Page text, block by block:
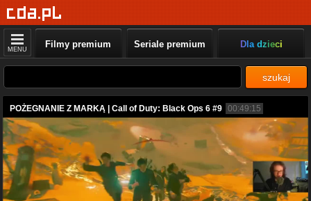
MENU Filmy premium Seriale premium Dla dzieci
szukaj
POŻEGNANIE Z MARKĄ | Call of Duty: Black Ops 6 #9 00:49:15